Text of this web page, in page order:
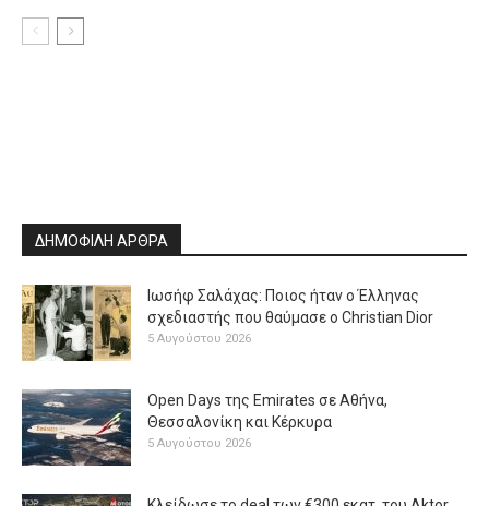
ΔΗΜΟΦΙΛΗ ΑΡΘΡΑ
Ιωσήφ Σαλάχας: Ποιος ήταν ο Έλληνας
σχεδιαστής που θαύμασε ο Christian Dior
5 Αυγούστου 2026
Open Days της Emirates σε Αθήνα,
Θεσσαλονίκη και Κέρκυρα
5 Αυγούστου 2026